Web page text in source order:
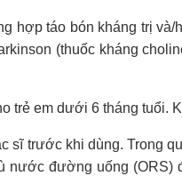
hợp táo bón kháng trị
(thuốc kháng
trẻ em dưới 6 tháng tuổi.
sĩ trước khi dùng. Trong
nước đường uống (ORS)